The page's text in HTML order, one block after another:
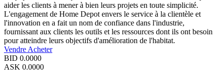
aider les clients à mener à bien leurs projets en toute simplicité.
L'engagement de Home Depot envers le service à la clientèle et
l'innovation en a fait un nom de confiance dans l'industrie,
fournissant aux clients les outils et les ressources dont ils ont besoin
pour atteindre leurs objectifs d'amélioration de l'habitat.
Vendre Acheter
BID 0.0000
ASK 0.0000